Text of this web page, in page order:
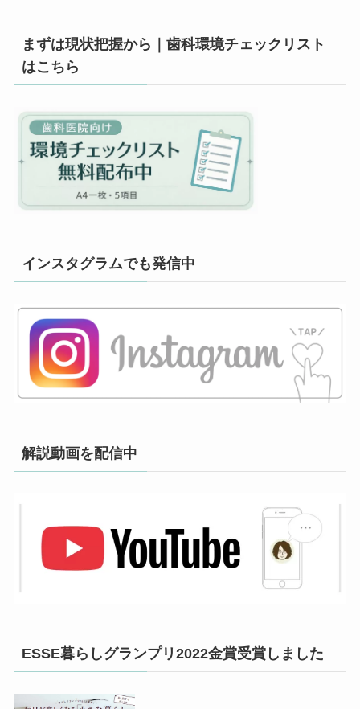
まずは現状把握から｜歯科環境チェックリスト
はこちら
インスタグラムでも発信中
解説動画を配信中
ESSE暮らしグランプリ2022金賞受賞しました